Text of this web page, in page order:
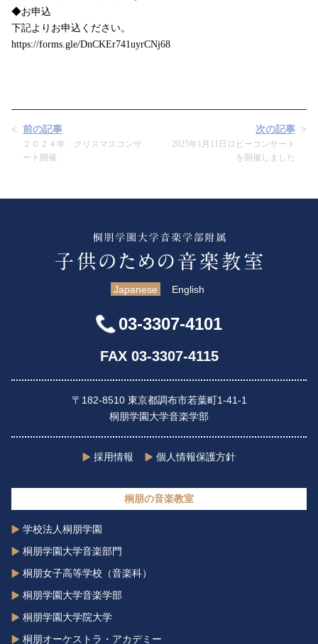
◆お申込
下記よりお申込ください。
https://forms.gle/DnCKEr741uyrCNj68
前の記事
２０２４年 クリスマスコンサ
ート開催
次の記事
2025年1月11日ロビーコンサート
を開催しました
Japanese English
03-3307-4101
FAX 03-3307-4115
〒182-8510 東京都調布市若葉町1-41-1
桐朋学園大学音楽学部
採用情報 個人情報保護方針
桐朋の音楽教室
学校法人桐朋学園
桐朋学園大学音楽部門
桐朋女子高等学校（音楽科）
桐朋学園大学音楽学部
桐朋学園大学院大学
桐朋オーケストラ・アカデミー